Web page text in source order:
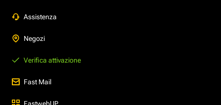
Assistenza
Negozi
Verifica attivazione
Fast Mail